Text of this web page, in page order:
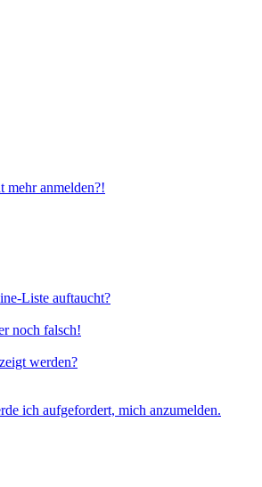
mehr anmelden?!
Liste auftaucht?
noch falsch!
werden?
ich aufgefordert, mich anzumelden.